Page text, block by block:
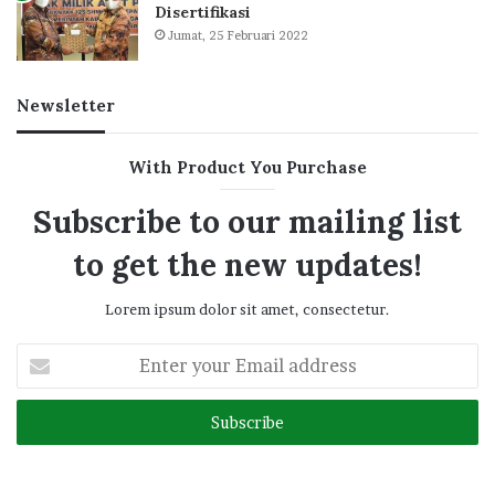
Disertifikasi
Jumat, 25 Februari 2022
Newsletter
With Product You Purchase
Subscribe to our mailing list
to get the new updates!
Lorem ipsum dolor sit amet, consectetur.
your
Email